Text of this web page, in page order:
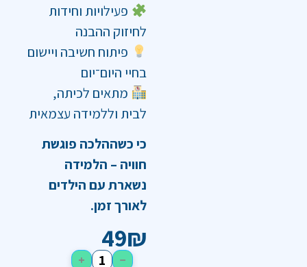
פעילויות וחידות
לחיזוק ההבנה
פיתוח חשיבה ויישום
בחיי היום־יום
מתאים לכיתה,
לבית וללמידה עצמאית
כי כשההלכה פוגשת
חוויה – הלמידה
נשארת עם הילדים
לאורך זמן.
49₪
−
+